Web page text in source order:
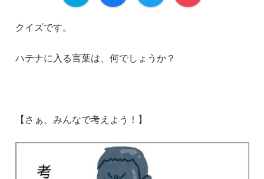
クイズです。
ハテナに入る言葉は、何でしょうか？
【さぁ、みんなで考えよう！】